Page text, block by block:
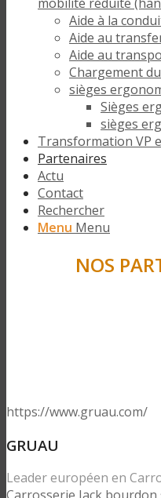
Aide à la
Aide au
Aide au
Chargement
sièges
Sièges
sièges
Transformation VP
Partenaires
Actu
Contact
Rechercher
Menu Menu
NOS
https://www.gruau.com/
GRUAU
Leader européen en